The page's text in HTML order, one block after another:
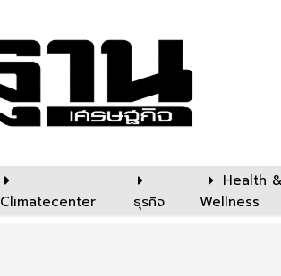
Climatecenter ธุรกิจ
Health &
Wellness